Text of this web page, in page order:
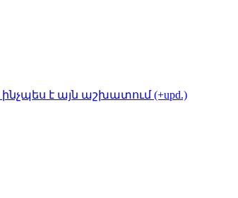
ինչպես է այն աշխատում (+upd.)